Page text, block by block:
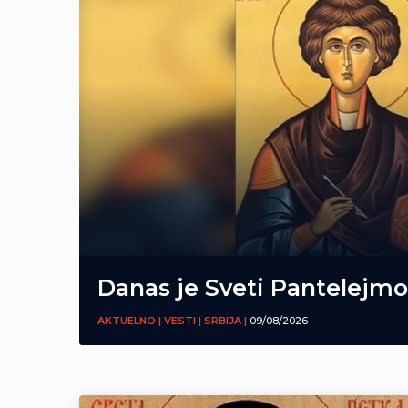
Danas je Sveti
AKTUELNO | VESTI | SRBIJA | 09/08/2026